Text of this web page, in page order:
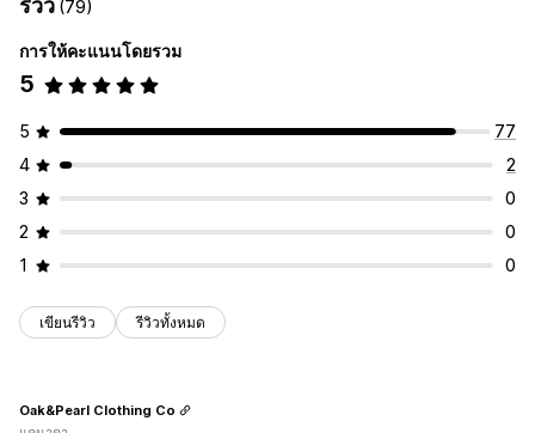
รีวิว (79)
การให้คะแนนโดยรวม
5
5
77
4
2
3
0
2
0
1
0
เขียนรีวิว รีวิวทั้งหมด
Oak&Pearl Clothing Co